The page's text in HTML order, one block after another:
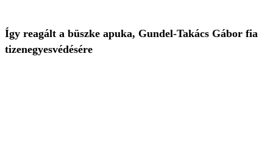
Így reagált a büszke apuka, Gundel-Takács Gábor fia
tizenegyesvédésére